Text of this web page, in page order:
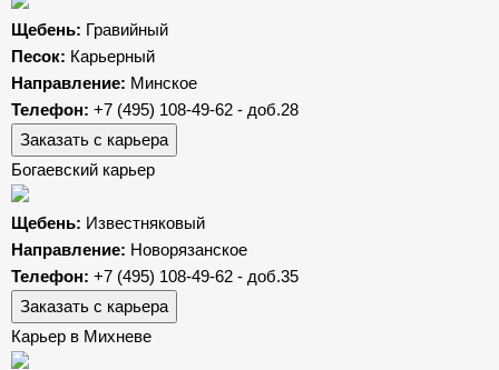
Щебень: Гравийный
Песок: Карьерный
Направление: Минское
Телефон: +7 (495) 108-49-62 - доб.28
Заказать с карьера
Богаевский карьер
Щебень: Известняковый
Направление: Новорязанское
Телефон: +7 (495) 108-49-62 - доб.35
Заказать с карьера
Карьер в Михневе